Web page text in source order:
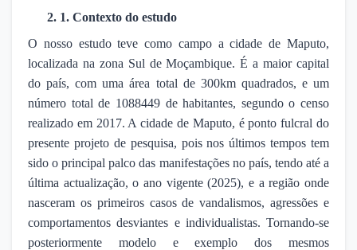
2. 1. Contexto do estudo
O nosso estudo teve como campo a cidade de Maputo,
localizada na zona Sul de Moçambique. É a maior capital
do país, com uma área total de 300km quadrados, e um
número total de 1088449 de habitantes, segundo o censo
realizado em 2017. A cidade de Maputo, é ponto fulcral do
presente projeto de pesquisa, pois nos últimos tempos tem
sido o principal palco das manifestações no país, tendo até a
última actualização, o ano vigente (2025), e a região onde
nasceram os primeiros casos de vandalismos, agressões e
comportamentos desviantes e individualistas. Tornando-se
posteriormente modelo e exemplo dos mesmos